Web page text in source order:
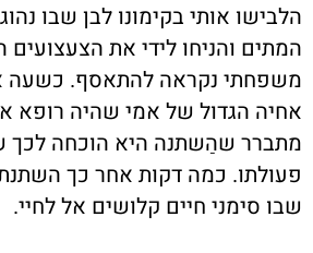
הלבישו אותי בקימונו לבן שבו
המתים והניחו לידי את הצעצועים
משפחתי נקראה להתאסף. כשעה
אחיה הגדול של אמי שהיה רופא
מתברר שהַשתנה היא הוכחה
פעולתו. כמה דקות אחר כך
שבו סימני חיים קלושים אל לחיי.